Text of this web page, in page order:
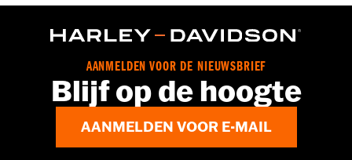
In de doos:Ketting met nylon hoes en slot met 1 verlichte sleutel
WAARSCHUWING:Voor gebruik van de motor, eerst het slot
verwijderen. Als het slot niet verwijderd
wordt, kan dat resulteren in ernstig of
dodelijk letsel.
De producent van de sloten zorgt voor de "KEY SAFE"
registratie en vervangingsservice. De verpakking
AANMELDEN VOOR DE NIEUWSBRIEF
Blijf op de hoogte
AANMELDEN VOOR E-MAIL